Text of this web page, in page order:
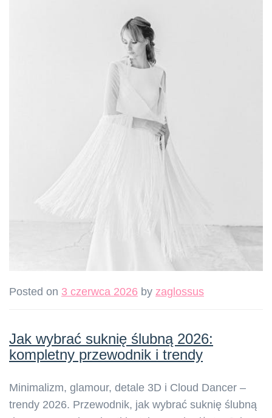
Posted on 3 czerwca 2026 by zaglossus
Jak wybrać suknię ślubną 2026:
kompletny przewodnik i trendy
Minimalizm, glamour, detale 3D i Cloud Dancer –
trendy 2026. Przewodnik, jak wybrać suknię ślubną